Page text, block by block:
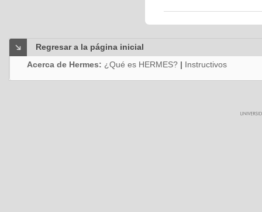
Regresar a la página inicial
Acerca de Hermes: ¿Qué es HERMES? | Instructivos